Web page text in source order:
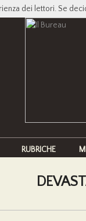
RUBRICHE
dei lettori. Se